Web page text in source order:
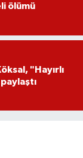
ölümü
"Hayırlı